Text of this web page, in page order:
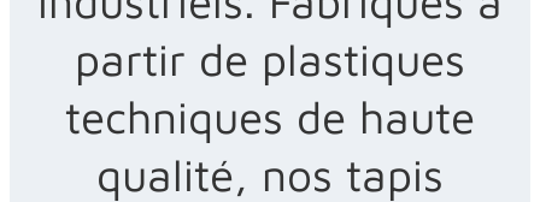
partir de plastiques
techniques de haute
qualité, nos tapis